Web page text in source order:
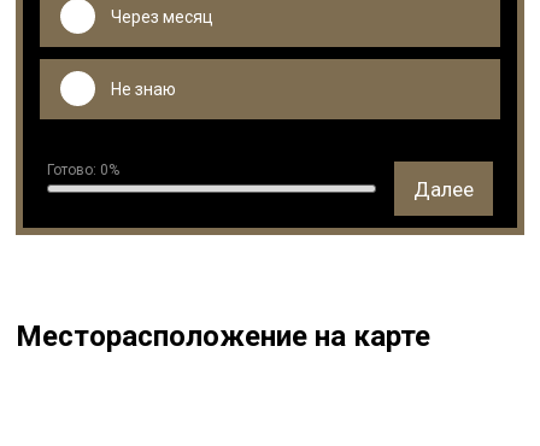
Через месяц
Не знаю
Готово: 0%
Далее
Месторасположение на карте